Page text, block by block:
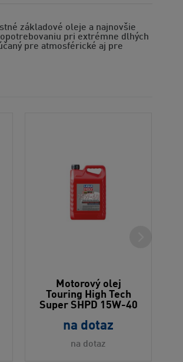
základové oleje a najnovšie
pri extrémne dlhých
pre atmosférické aj pre
Motorový olej
Touring High Tech
Super SHPD 15W-40
na dotaz
na dotaz